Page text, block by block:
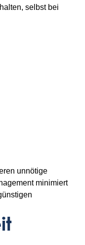
selbst bei
unnötige
minimiert